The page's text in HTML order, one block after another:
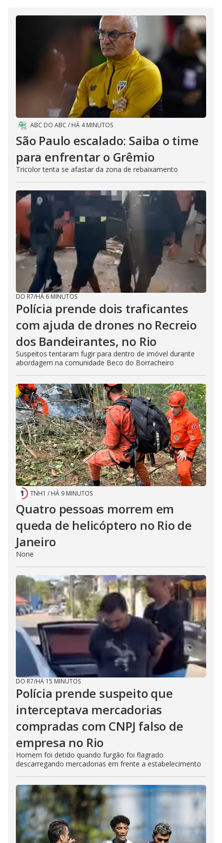
V
i
d
e
o
ABC DO ABC / HÁ 4 MINUTOS
São Paulo escalado: Saiba o time
para enfrentar o Grêmio
Tricolor tenta se afastar da zona de rebaixamento
DO R7/HÁ 6 MINUTOS
Polícia prende dois traficantes
com ajuda de drones no Recreio
dos Bandeirantes, no Rio
Suspeitos tentaram fugir para dentro de imóvel durante
abordagem na comunidade Beco do Borracheiro
TNH1 / HÁ 9 MINUTOS
Quatro pessoas morrem em
queda de helicóptero no Rio de
Janeiro
None
DO R7/HÁ 15 MINUTOS
Polícia prende suspeito que
interceptava mercadorias
compradas com CNPJ falso de
empresa no Rio
Homem foi detido quando furgão foi flagrado
descarregando mercadorias em frente a estabelecimento